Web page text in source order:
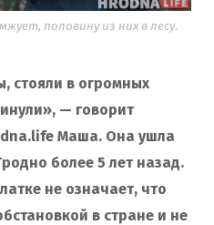
половину из них в лесу.
стояли в огромных
— говорит
Маша. Она ушла
более 5 лет назад.
не означает, что
в стране и не